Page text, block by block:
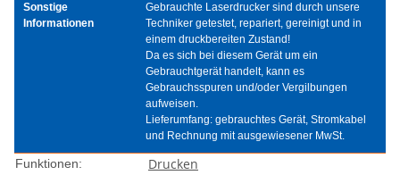
Sonstige
Informationen
Gebrauchte Laserdrucker sind durch unsere
Techniker getestet, repariert, gereinigt und in
einem druckbereiten Zustand!
Da es sich bei diesem Gerät um ein
Gebrauchtgerät handelt, kann es
Gebrauchsspuren und/oder Vergilbungen
aufweisen.
Lieferumfang: gebrauchtes Gerät, Stromkabel
und Rechnung mit ausgewiesener MwSt.
Funktionen: Drucken